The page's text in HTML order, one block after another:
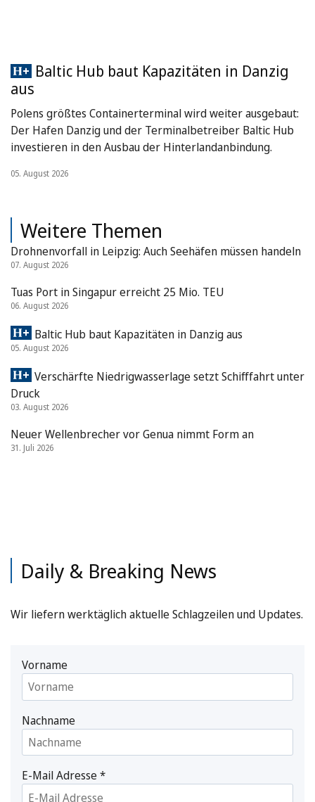
Baltic Hub baut Kapazitäten in Danzig
aus
Polens größtes Containerterminal wird weiter ausgebaut:
Der Hafen Danzig und der Terminalbetreiber Baltic Hub
investieren in den Ausbau der Hinterlandanbindung.
05. August 2026
Weitere Themen
Drohnenvorfall in Leipzig: Auch Seehäfen müssen handeln
07. August 2026
Tuas Port in Singapur erreicht 25 Mio. TEU
06. August 2026
Baltic Hub baut Kapazitäten in Danzig aus
05. August 2026
Verschärfte Niedrigwasserlage setzt Schifffahrt unter
Druck
03. August 2026
Neuer Wellenbrecher vor Genua nimmt Form an
31. Juli 2026
Daily & Breaking News
Wir liefern werktäglich aktuelle Schlagzeilen und Updates.
Vorname
Nachname
E-Mail Adresse*